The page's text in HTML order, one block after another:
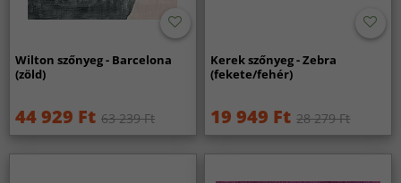
Wilton szőnyeg - Barcelona
(zöld)
44 929 Ft 63 239 Ft
Kerek szőnyeg - Zebra
(fekete/fehér)
19 949 Ft 28 279 Ft